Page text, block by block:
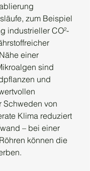
zum Beispiel
industrieller CO²-
einer
sind
und
Schweden von
Klima reduziert
– bei einer
können die